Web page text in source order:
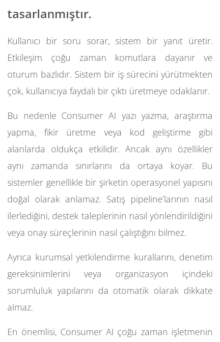
tasarlanmıştır.
Kullanıcı bir soru sorar, sistem bir yanıt üretir.
Etkileşim çoğu zaman komutlara dayanır ve
oturum bazlıdır. Sistem bir iş sürecini yürütmekten
çok, kullanıcıya faydalı bir çıktı üretmeye odaklanır.
Bu nedenle Consumer AI yazı yazma, araştırma
yapma, fikir üretme veya kod geliştirme gibi
alanlarda oldukça etkilidir. Ancak aynı özellikler
aynı zamanda sınırlarını da ortaya koyar. Bu
sistemler genellikle bir şirketin operasyonel yapısını
doğal olarak anlamaz. Satış pipeline’larının nasıl
ilerlediğini, destek taleplerinin nasıl yönlendirildiğini
veya onay süreçlerinin nasıl çalıştığını bilmez.
Ayrıca kurumsal yetkilendirme kurallarını, denetim
gereksinimlerini veya organizasyon içindeki
sorumluluk yapılarını da otomatik olarak dikkate
almaz.
En önemlisi, Consumer AI çoğu zaman işletmenin